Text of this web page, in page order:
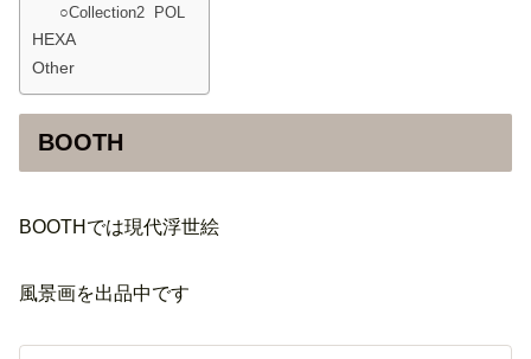
○Collection2 POL
HEXA
Other
BOOTH
BOOTHでは現代浮世絵
風景画を出品中です